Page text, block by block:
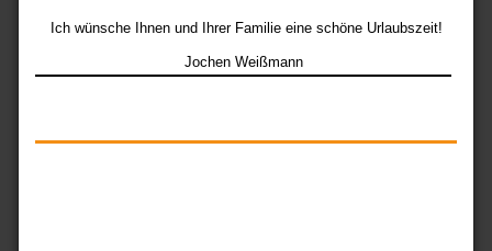
Ich wünsche Ihnen und Ihrer Familie eine schöne Urlaubszeit!
Jochen Weißmann